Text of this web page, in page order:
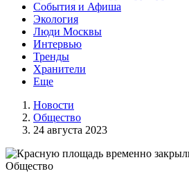
События и Афиша
Экология
Люди Москвы
Интервью
Тренды
Хранители
Еще
Новости
Общество
24 августа 2023
Общество